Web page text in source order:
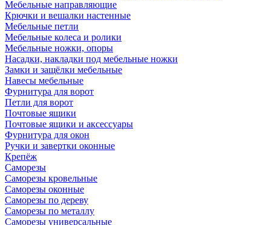
Мебельные направляющие
Крючки и вешалки настенные
Мебельные петли
Мебельные колеса и ролики
Мебельные ножки, опоры
Насадки, накладки под мебельные ножки
Замки и защёлки мебельные
Навесы мебельные
Фурнитура для ворот
Петли для ворот
Почтовые ящики
Почтовые ящики и аксессуары
Фурнитура для окон
Ручки и завертки оконные
Крепёж
Саморезы
Саморезы кровельные
Саморезы оконные
Саморезы по дереву
Саморезы по металлу
Саморезы универсальные